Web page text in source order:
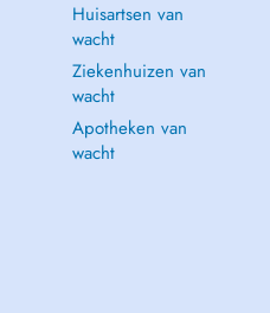
Huisartsen van
wacht
Ziekenhuizen van
wacht
Apotheken van
wacht